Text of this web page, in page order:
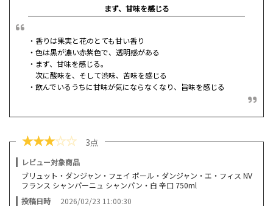
まず、甘味を感じる
・香りは果実と花のとても甘い香り
・色は黒が濃い赤紫色で、透明感がある
・まず、甘味を感じる。
次に酸味を、そして渋味、苦味を感じる
・飲んでいるうちに甘味が気にならなくなり、旨味を感じる
★★★☆☆ 3点
レビュー対象商品
ブリュット・ダンジャン・フェイ ポール・ダンジャン・エ・フィス NV
フランス シャンパーニュ シャンパン・白 辛口 750ml
投稿日時
2026/02/23 11:00:30